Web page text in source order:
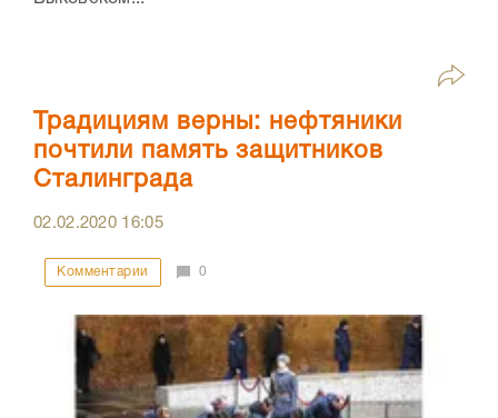
Традициям верны: нефтяники
почтили память защитников
Сталинграда
02.02.2020 16:05
Комментарии 0